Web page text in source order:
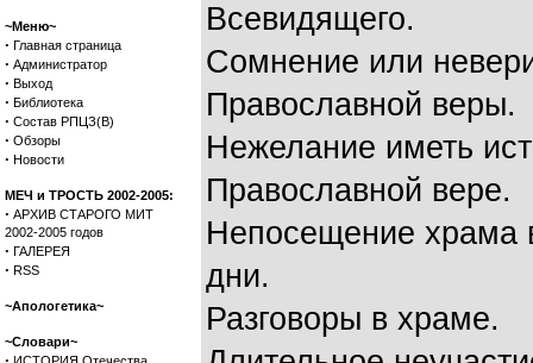
~Меню~
· Главная страница
· Администратор
· Выход
· Библиотека
· Состав РПЦЗ(В)
· Обзоры
· Новости
МЕЧ и ТРОСТЬ 2002-2005:
· АРХИВ СТАРОГО МИТ
2002-2005 годов
· ГАЛЕРЕЯ
· RSS
~Апологетика~
~Словари~
Всевидящего.
Сомнение или
Православной веры.
Нежелание иметь
Православной вере.
Непосещение храма
дни.
Разговоры в храме.